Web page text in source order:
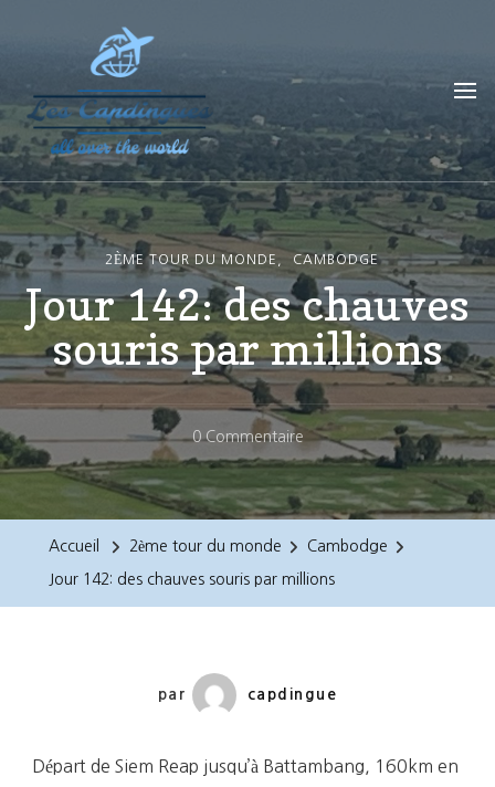
Les Capdingues
blog de voyage
2ÈME TOUR DU MONDE CAMBODGE
Jour 142: des chauves
souris par millions
0 CommentaireSur
Jour
142:
Accueil 2ème tour du monde Cambodge
Jour 142: des chauves souris par millions
par capdingue
Départ de Siem Reap jusqu’à Battambang, 160km en